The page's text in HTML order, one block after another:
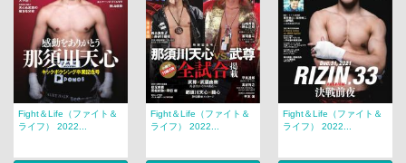
Fight＆Life（ファイト＆
ライフ） 2022...
Fight＆Life（ファイト＆
ライフ） 2022...
Fight＆Life（ファイト＆
ライフ） 2022...